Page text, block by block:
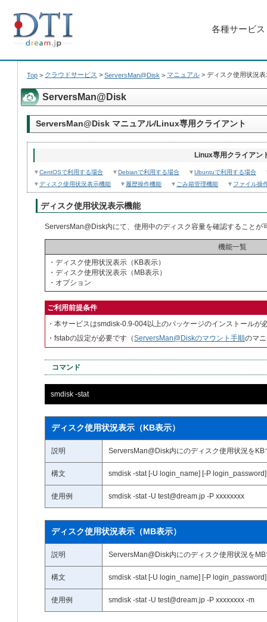
各種サービス
Top > クラウドサービス > ServersMan@Disk > マニュアル > ディスク使用状況
ServersMan@Disk
ServersMan@Disk マニュアル/Linux専用クライアント
Linux専用クライアン
▼CentOSで利用する場合 ▼Debianで利用する場合 ▼Ubuntuで利用する場合
▼ディスク使用状況表示機能 ▼ 履歴操作機能 ▼ ごみ箱管理機能 ▼ ファイル操
ディスク使用状況表示機能
ServersMan@Disk内にて、使用中のディスク容量を確認することが
機能一覧
・ディスク使用状況表示（KB表示）
・ディスク使用状況表示（MB表示）
・オプション
ご利用前提条件
・本サービスはsmdisk-0.9-004以上のパッケージのインストールが
・fstabの設定が必要です（ServersMan@Diskのマウント手順のマ
コマンド
smdisk -stat
ディスク使用状況表示（KB表示）
説明 ServersMan@Disk内にのディスク使用状況をKB
構文 smdisk -stat [-U login_name] [-P login_password]
使用例 smdisk -stat -U test@dream.jp -P xxxxxxxx
ディスク使用状況表示（MB表示）
説明 ServersMan@Disk内にのディスク使用状況を
構文 smdisk -stat [-U login_name] [-P
使用例 smdisk -stat -U test@dream.jp -P xxxxxxxx -m